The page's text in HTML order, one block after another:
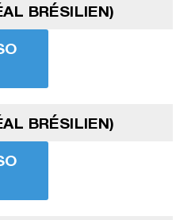
BRÉSILIEN)
BRÉSILIEN)